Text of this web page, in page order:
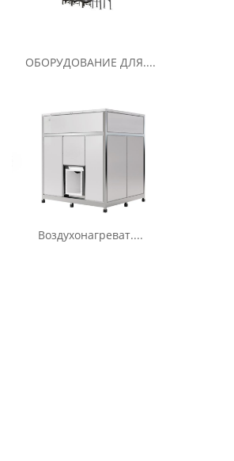
ОБОРУДОВАНИЕ ДЛЯ....
Воздухонагреват....